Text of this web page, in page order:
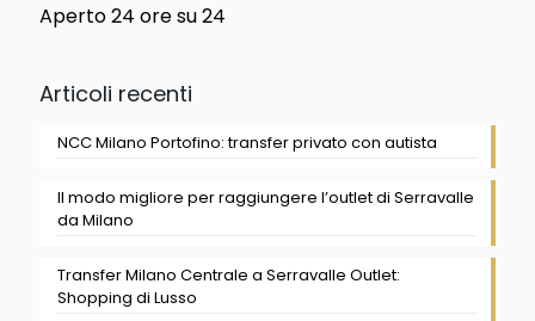
Aperto 24 ore su 24
Articoli recenti
NCC Milano Portofino: transfer privato con autista
Il modo migliore per raggiungere l’outlet di Serravalle
da Milano
Transfer Milano Centrale a Serravalle Outlet:
Shopping di Lusso